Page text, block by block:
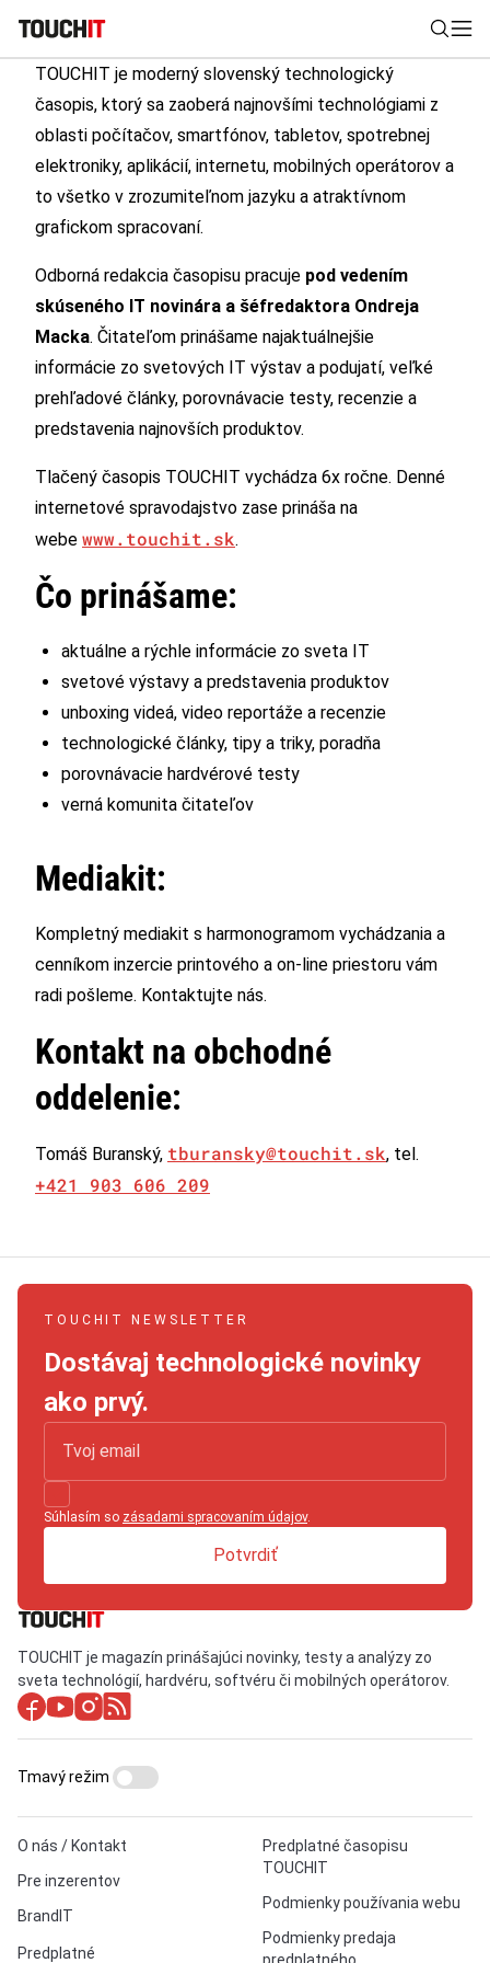
Recenzie Tipy, triky, návody
Výsledky vyhľadávania
Zadajte frázu pre vyhľadanie
TOUCHIT je moderný slovenský technologický
časopis, ktorý sa zaoberá najnovšími technológiami z
oblasti počítačov, smartfónov, tabletov, spotrebnej
elektroniky, aplikácií, internetu, mobilných operátorov a
to všetko v zrozumiteľnom jazyku a atraktívnom
grafickom spracovaní.
Odborná redakcia časopisu pracuje pod vedením
skúseného IT novinára a šéfredaktora Ondreja
Macka. Čitateľom prinášame najaktuálnejšie
informácie zo svetových IT výstav a podujatí, veľké
prehľadové články, porovnávacie testy, recenzie a
predstavenia najnovších produktov.
Tlačený časopis TOUCHIT vychádza 6x ročne. Denné
internetové spravodajstvo zase prináša na
webe www.touchit.sk.
Čo prinášame:
aktuálne a rýchle informácie zo sveta IT
svetové výstavy a predstavenia produktov
unboxing videá, video reportáže a recenzie
technologické články, tipy a triky, poradňa
porovnávacie hardvérové testy
verná komunita čitateľov
Mediakit:
Kompletný mediakit s harmonogramom vychádzania a
cenníkom inzercie printového a on-line priestoru vám
radi pošleme. Kontaktujte nás.
Kontakt na obchodné
oddelenie:
Tomáš Buranský, tburansky@touchit.sk, tel.
+421 903 606 209
TOUCHIT NEWSLETTER
Dostávaj technologické novinky
ako prvý.
Súhlasím so zásadami spracovaním údajov.
Potvrdiť
TOUCHIT je magazín prinášajúci novinky, testy a analýzy zo
sveta technológií, hardvéru, softvéru či mobilných operátorov.
O nás / Kontakt
Pre inzerentov
BrandIT
Predplatné
Predplatné časopisu
TOUCHIT
Podmienky používania webu
Podmienky predaja
Tmavý režim